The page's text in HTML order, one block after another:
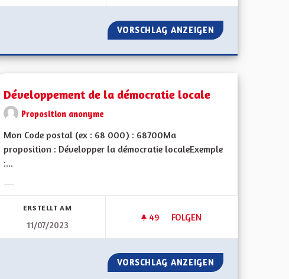
LES RÉGIONS / BUDGET DE LA COLLECTIVITÉ TERRITORIALE
VORSCHLAG ANZEIGEN QUEL TYPE DE
RÉFÉRENDUM
EST SANS RÉFÉRENDUM
Développement de la démocratie locale
Proposition anonyme
Mon Code postal (ex : 68 000) : 68700Ma
proposition : Développer la démocratie localeExemple
:...
ERSTELLT AM
11/07/2023
49 49 FOLLOWER
FOLGEN
DÉVELOPPEMENT DE LA
VORSCHLAG ANZEIGEN